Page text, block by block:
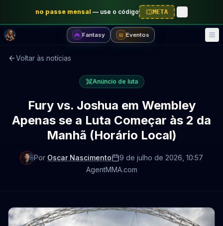
no passe mensal — use o código META
🎮 Fantasy 📅 Eventos
Voltar às notícias
Anúncio de luta
Fury vs. Joshua em Wembley
Apenas se a Luta Começar às 2 da
Manhã (Horário Local)
Por Oscar Nascimento 9 de julho de 2026 , 10:57
AgentMMA.com